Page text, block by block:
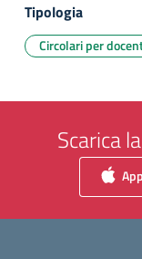
Tipologia
Circolari per
Scarica